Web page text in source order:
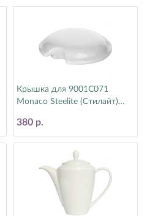
Крышка для 9001C071
Monaco Steelite (Стилайт)
380 р.